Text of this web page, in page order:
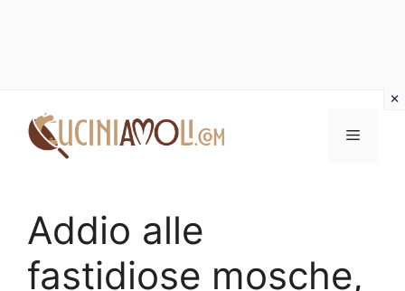
contenuto
Menu
Addio alle
fastidiose mosche,